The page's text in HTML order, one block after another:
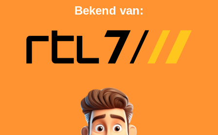
Bekend van: